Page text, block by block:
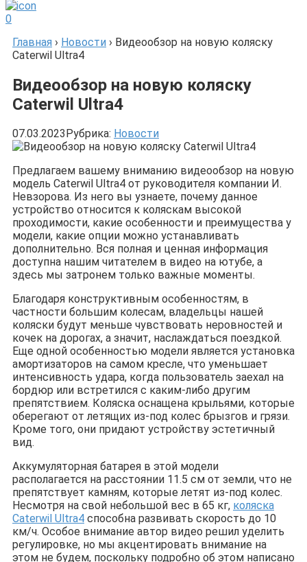
0
Главная › Новости › Видеообзор на новую коляску
Caterwil Ultra4
Видеообзор на новую коляску
Caterwil Ultra4
07.03.2023 Рубрика: Новости
Предлагаем вашему вниманию видеообзор на новую
модель Caterwil Ultra4 от руководителя компании И.
Невзорова. Из него вы узнаете, почему данное
устройство относится к коляскам высокой
проходимости, какие особенности и преимущества у
модели, какие опции можно устанавливать
дополнительно. Вся полная и ценная информация
доступна нашим читателем в видео на ютубе, а
здесь мы затронем только важные моменты.
Благодаря конструктивным особенностям, в
частности большим колесам, владельцы нашей
коляски будут меньше чувствовать неровностей и
кочек на дорогах, а значит, наслаждаться поездкой.
Еще одной особенностью модели является установка
амортизаторов на самом кресле, что уменьшает
интенсивность удара, когда пользователь заехал на
бордюр или встретился с каким-либо другим
препятствием. Коляска оснащена крыльями, которые
оберегают от летящих из-под колес брызгов и грязи.
Кроме того, они придают устройству эстетичный
вид.
Аккумуляторная батарея в этой модели
располагается на расстоянии 11.5 см от земли, что не
препятствует камням, которые летят из-под колес.
Несмотря на свой небольшой вес в 65 кг, коляска
Caterwil Ultra4 способна развивать скорость до 10
км/ч. Особое внимание автор видео решил уделить
регулировке, но мы акцентировать внимание на
этом не будем, поскольку подробно об этом написано